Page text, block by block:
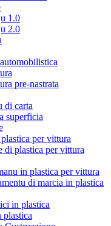
1.0
2.0
pre-nastrata
di carta
superficia
per vittura
di plastica per vittura
in plastica per vittura
di marcia in plastica
in plastica